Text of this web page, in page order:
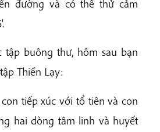
đường và có thể thử cảm
tập buông thư, hôm sau bạn
Thiền Lạy:
tiếp xúc với tổ tiên và con
hai dòng tâm linh và huyết